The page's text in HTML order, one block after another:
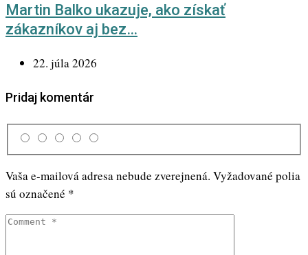
Martin Balko ukazuje, ako získať
zákazníkov aj bez…
22. júla 2026
Pridaj komentár
Vaša e-mailová adresa nebude zverejnená. Vyžadované polia
sú označené *